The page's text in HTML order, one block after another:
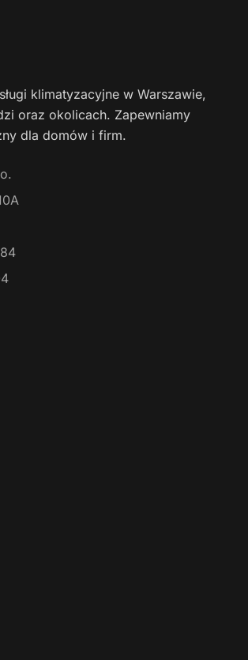
klimatyzacyjne w Warszawie,
oraz okolicach. Zapewniamy
dla domów i firm.